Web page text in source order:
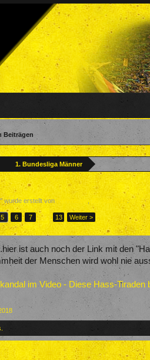
1. Bundesliga Männer
" wurde erstellt von Forenteam, 25. Juli 2017.
5 6 7 → 13 Weiter >
ist auch noch der Link mit den
der Menschen wird wohl nie
im Video - Diese Hass-Tiraden
Beiträgen